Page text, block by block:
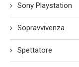
Sony Playstation
Sopravvivenza
Spettatore